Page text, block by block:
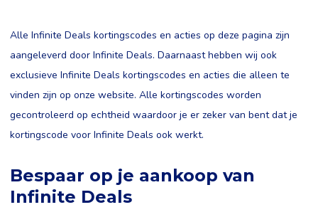
Alle Infinite Deals kortingscodes en acties op deze pagina zijn
aangeleverd door Infinite Deals. Daarnaast hebben wij ook
exclusieve Infinite Deals kortingscodes en acties die alleen te
vinden zijn op onze website. Alle kortingscodes worden
gecontroleerd op echtheid waardoor je er zeker van bent dat je
kortingscode voor Infinite Deals ook werkt.
Bespaar op je aankoop van
Infinite Deals